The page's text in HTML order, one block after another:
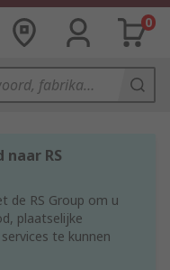
0
RS
de RS Group om u
plaatselijke
te kunnen